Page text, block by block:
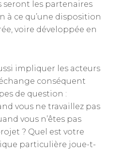
seront les partenaires
à ce qu’une disposition
voire développée en
impliquer les acteurs
conséquent
de question :
vous ne travaillez pas
vous n’êtes pas
? Quel est votre
particulière joue-t-